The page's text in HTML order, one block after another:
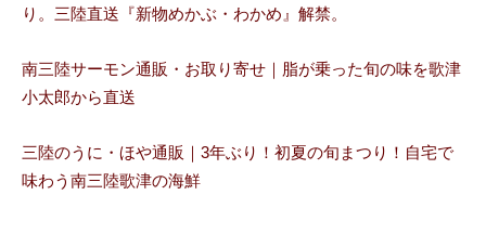
り。三陸直送『新物めかぶ・わかめ』解禁。
南三陸サーモン通販・お取り寄せ｜脂が乗った旬の味を歌津
小太郎から直送
三陸のうに・ほや通販｜3年ぶり！初夏の旬まつり！自宅で
味わう南三陸歌津の海鮮